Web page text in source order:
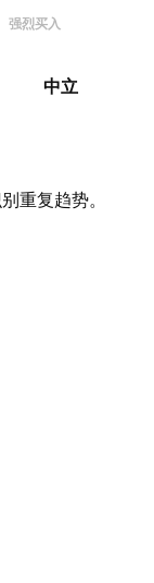
强烈买入
中立
重复趋势。